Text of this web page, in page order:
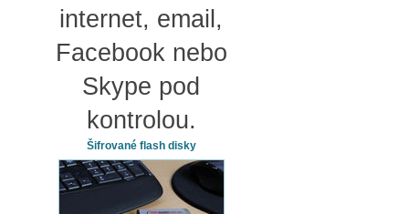
internet, email,
Facebook nebo
Skype pod
kontrolou.
Šifrované flash disky